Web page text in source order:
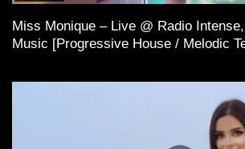
Miss Monique – Live @ Radio
Music [Progressive House / Melodic